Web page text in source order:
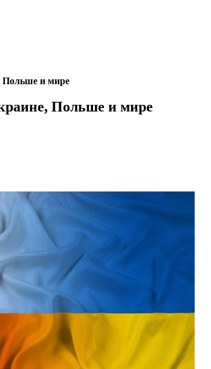
Польше и мире
Польше и мире